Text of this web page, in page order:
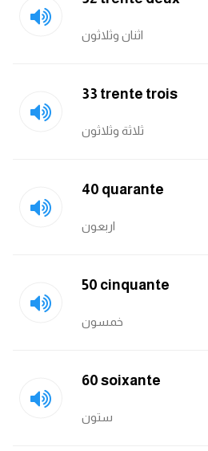
اثنان وثلاثون
33 trente trois
ثلاثة وثلاثون
40 quarante
اربعون
50 cinquante
خمسون
60 soixante
ستون